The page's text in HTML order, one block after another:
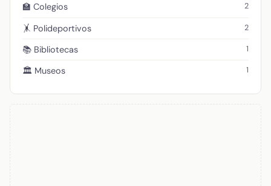
🏫 Colegios 2
🤸 Polideportivos 2
📚 Bibliotecas 1
🏛️ Museos 1